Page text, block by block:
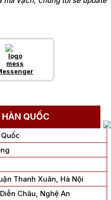
QUỐC
Thanh Xuân, Hà Nội
Châu, Nghệ An